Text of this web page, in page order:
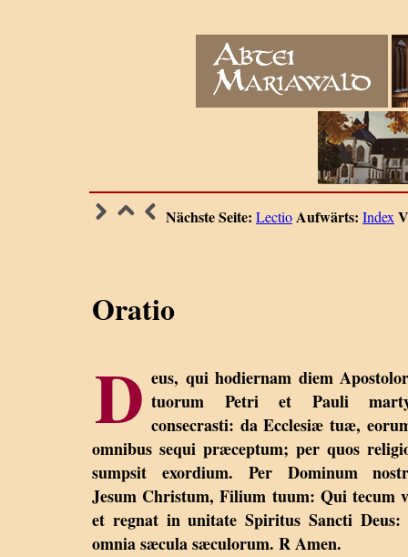
Nächste Seite: LectioAufwärts: Index
Oratio
D eus, qui hodiernam diem
tuorum Petri et Pauli
consecrasti: da Ecclesiæ tuæ,
omnibus sequi præceptum; per quos
sumpsit exordium. Per Dominum
Jesum Christum, Filium tuum: Qui tecum
et regnat in unitate Spiritus Sancti Deus:
omnia sæcula sæculorum. R Amen.